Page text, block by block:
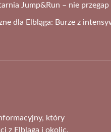
Jump&Run – nie przegap
dla Elbląga: Burze z
który
z Elbląga i okolic.